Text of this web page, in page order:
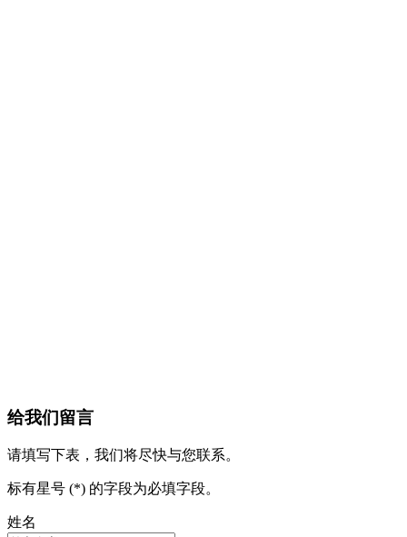
给我们留言
请填写下表，我们将尽快与您联系。
标有星号 (*) 的字段为必填字段。
姓名